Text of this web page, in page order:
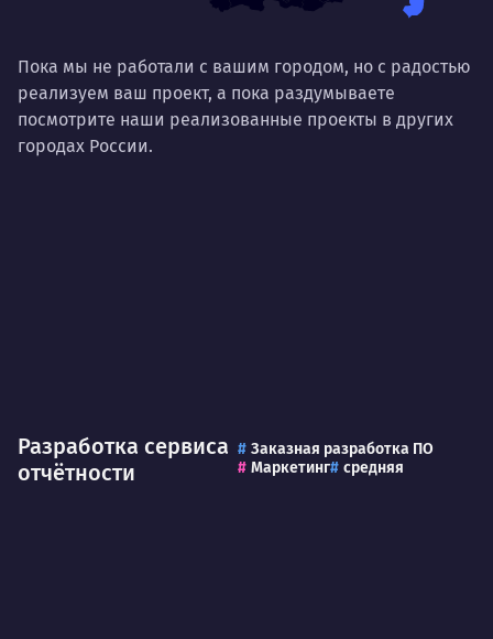
О работе
Ты — это то, что ты делаешь. Этим всё
сказано.
Пока мы не работали с вашим городом, но с радостью
реализуем ваш проект, а пока раздумываете
посмотрите наши реализованные проекты в других
городах России.
Разработка сервиса
отчётности
Заказная разработка ПО
Маркетинг
средняя